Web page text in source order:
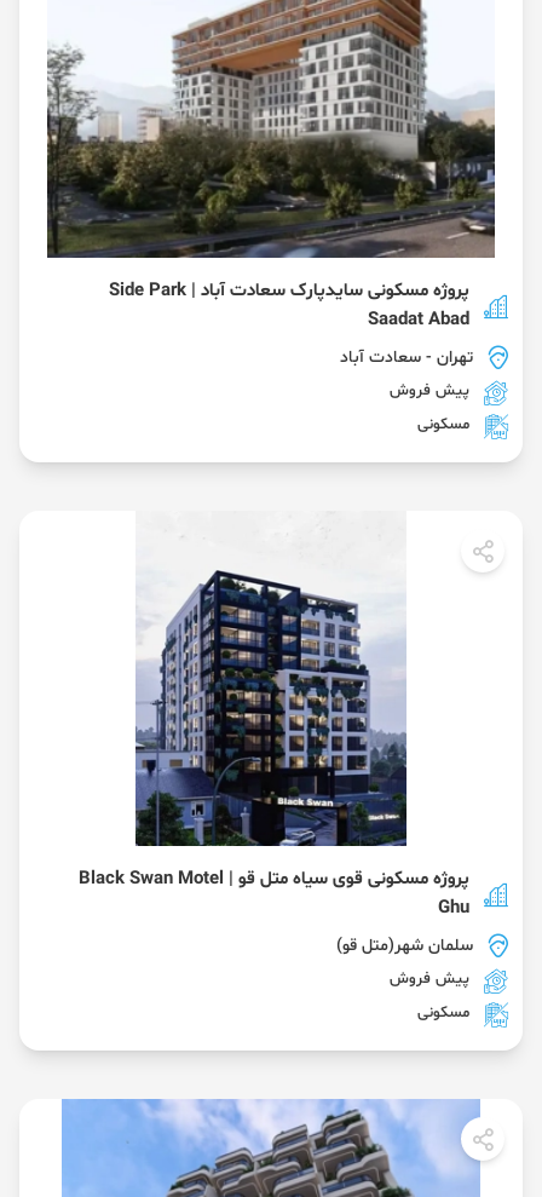
پروژه مسکونی سایدپارک سعادت آباد | Side Park
Saadat Abad
تهران - سعادت آباد
پیش فروش
مسکونی
پروژه مسکونی قوی سیاه متل قو | Black Swan Motel
Ghu
سلمان شهر(متل قو)
پیش فروش
مسکونی